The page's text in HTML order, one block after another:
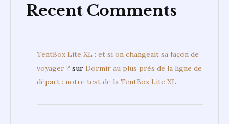
Recent Comments
TentBox Lite XL : et si on changeait sa façon de
voyager ? sur Dormir au plus près de la ligne de
départ : notre test de la TentBox Lite XL